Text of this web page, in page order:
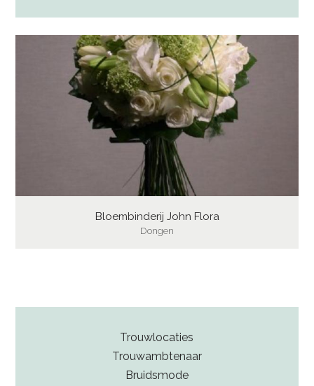
Bloembinderij John Flora
Dongen
Trouwlocaties
Trouwambtenaar
Bruidsmode